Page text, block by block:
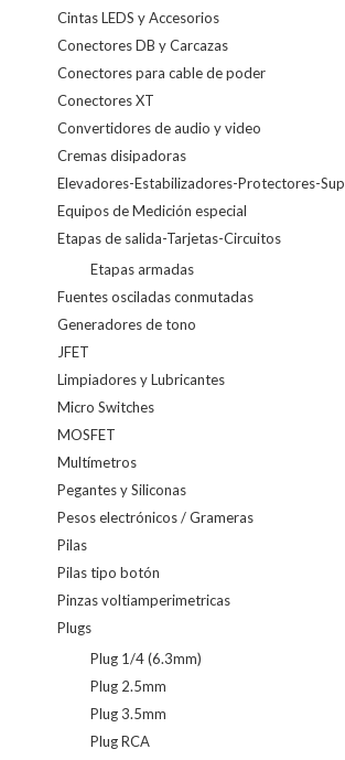
Cintas LEDS y Accesorios
Conectores DB y Carcazas
Conectores para cable de poder
Conectores XT
Convertidores de audio y video
Cremas disipadoras
Elevadores-Estabilizadores-Protectores-
Equipos de Medición especial
Etapas de salida-Tarjetas-Circuitos
Etapas armadas
Fuentes osciladas conmutadas
Generadores de tono
JFET
Limpiadores y Lubricantes
Micro Switches
MOSFET
Multímetros
Pegantes y Siliconas
Pesos electrónicos / Grameras
Pilas
Pilas tipo botón
Pinzas voltiamperimetricas
Plugs
Plug 1/4 (6.3mm)
Plug 2.5mm
Plug 3.5mm
Plug RCA